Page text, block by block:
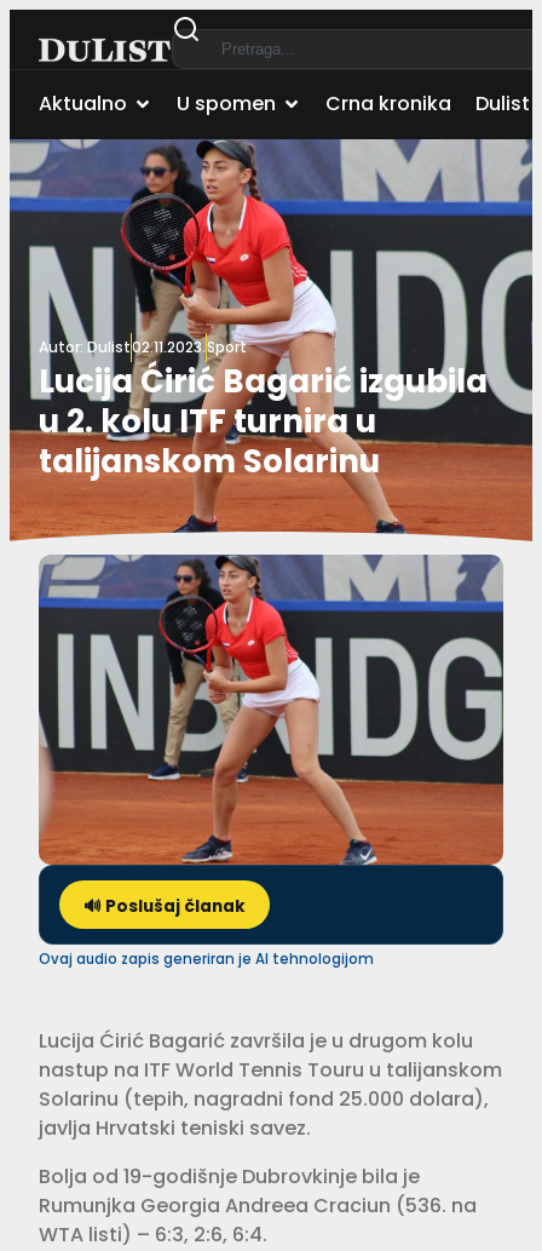
Aktualno U spomen Crna kronika Dulist
Autor:Dulist02.11.2023.Sport
Lucija Ćirić Bagarić izgubila
u 2. kolu ITF turnira u
talijanskom Solarinu
🔊 Poslušaj članak
Ovaj audio zapis generiran je AI tehnologijom
Lucija Ćirić Bagarić završila je u drugom kolu
nastup na ITF World Tennis Touru u talijanskom
Solarinu (tepih, nagradni fond 25.000 dolara),
javlja Hrvatski teniski savez.
Bolja od 19-godišnje Dubrovkinje bila je
Rumunjka Georgia Andreea Craciun (536. na
WTA listi) – 6:3, 2:6, 6:4.